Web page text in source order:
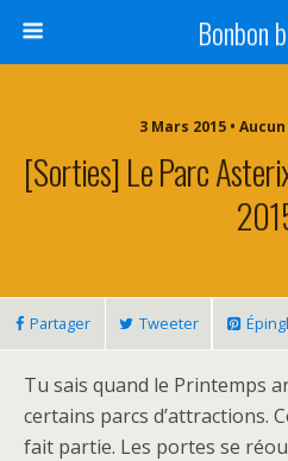
Bonbon
3 Mars 2015 •
[Sorties] Le Parc
Partager Tweeter
Tu sais quand le Printemps
certains parcs d’attractions.
fait partie. Les portes se